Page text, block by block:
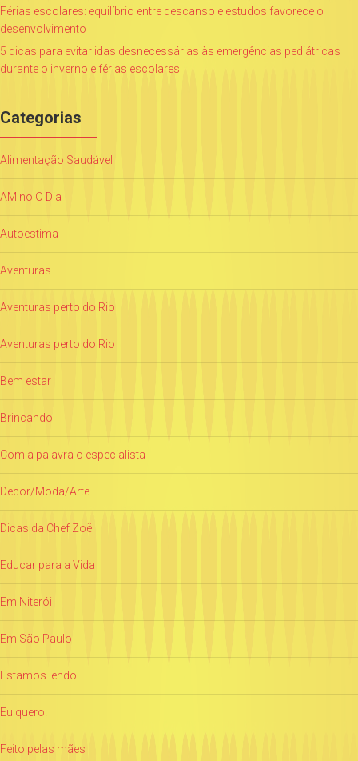
Férias escolares: equilíbrio entre descanso e estudos favorece o
desenvolvimento
5 dicas para evitar idas desnecessárias às emergências pediátricas
durante o inverno e férias escolares
Categorias
Alimentação Saudável
AM no O Dia
Autoestima
Aventuras
Aventuras perto do Rio
Aventuras perto do Rio
Bem estar
Brincando
Com a palavra o especialista
Decor/Moda/Arte
Dicas da Chef Zoë
Educar para a Vida
Em Niterói
Em São Paulo
Estamos lendo
Eu quero!
Feito pelas mães